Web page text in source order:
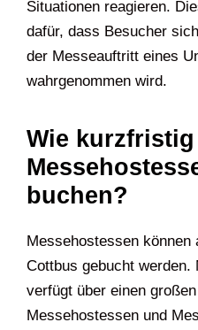
Situationen reagieren.
dafür, dass Besucher
der Messeauftritt eines
wahrgenommen wird.
Wie
buchen?
Messehostessen
Cottbus gebucht werden.
verfügt über einen
Messehostessen und